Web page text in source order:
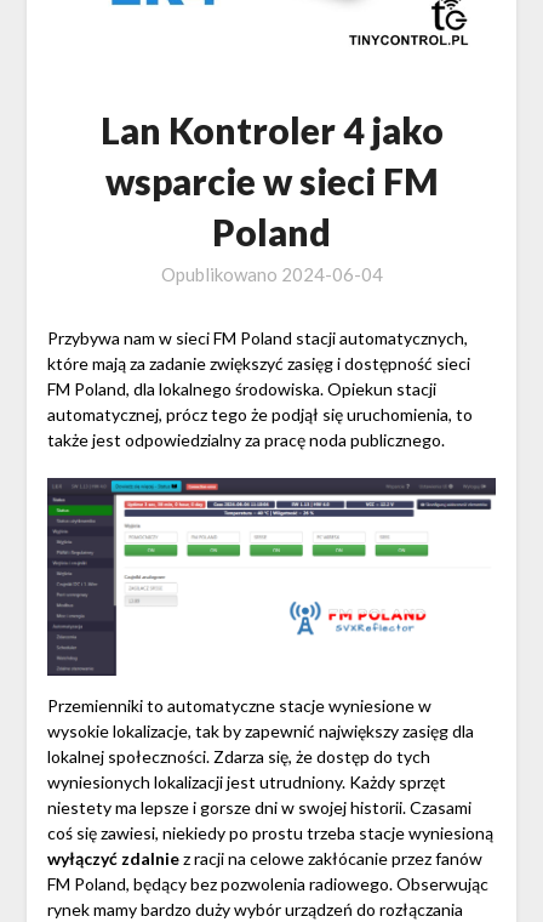
Lan Kontroler 4 jako
wsparcie w sieci FM
Poland
Opublikowano 2024-06-04
Przybywa nam w sieci FM Poland stacji automatycznych,
które mają za zadanie zwiększyć zasięg i dostępność sieci
FM Poland, dla lokalnego środowiska. Opiekun stacji
automatycznej, prócz tego że podjął się uruchomienia, to
także jest odpowiedzialny za pracę noda publicznego.
Przemienniki to automatyczne stacje wyniesione w
wysokie lokalizacje, tak by zapewnić największy zasięg dla
lokalnej społeczności. Zdarza się, że dostęp do tych
wyniesionych lokalizacji jest utrudniony. Każdy sprzęt
niestety ma lepsze i gorsze dni w swojej historii. Czasami
coś się zawiesi, niekiedy po prostu trzeba stacje wyniesioną
wyłączyć zdalniez racji na celowe zakłócanie przez fanów
FM Poland, będący bez pozwolenia radiowego. Obserwując
rynek mamy bardzo duży wybór urządzeń do rozłączania